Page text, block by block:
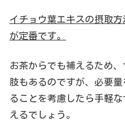
イチョウ葉エキスの摂取
が定番です。
お茶からでも補えるため
肢もあるのですが、必要
ることを考慮したら手軽
えるでしょう。